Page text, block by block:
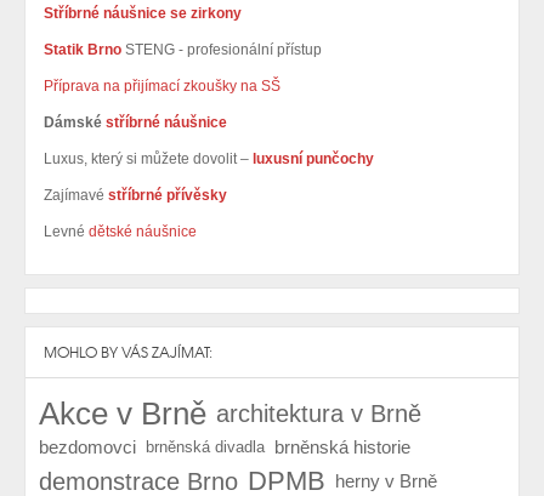
Stříbrné náušnice se zirkony
Statik Brno STENG - profesionální přístup
Příprava na přijímací zkoušky na SŠ
Dámské stříbrné náušnice
Luxus, který si můžete dovolit – luxusní punčochy
Zajímavé stříbrné přívěsky
Levné dětské náušnice
MOHLO BY VÁS ZAJÍMAT:
Akce v Brně architektura v Brně
bezdomovci brněnská divadla brněnská historie
demonstrace Brno DPMB herny v Brně